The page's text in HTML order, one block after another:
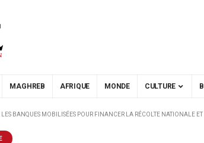
MAGHREB AFRIQUE MONDE CULTURE
BANQUES MOBILISÉES POUR FINANCER LA RÉCOLTE NATIONALE